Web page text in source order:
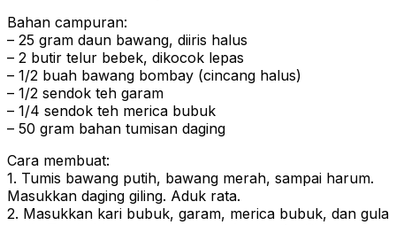
Bahan campuran:
– 25 gram daun bawang, diiris halus
– 2 butir telur bebek, dikocok lepas
– 1/2 buah bawang bombay (cincang halus)
– 1/2 sendok teh garam
– 1/4 sendok teh merica bubuk
– 50 gram bahan tumisan daging
Cara membuat:
1. Tumis bawang putih, bawang merah, sampai harum.
Masukkan daging giling. Aduk rata.
2. Masukkan kari bubuk, garam, merica bubuk, dan gula